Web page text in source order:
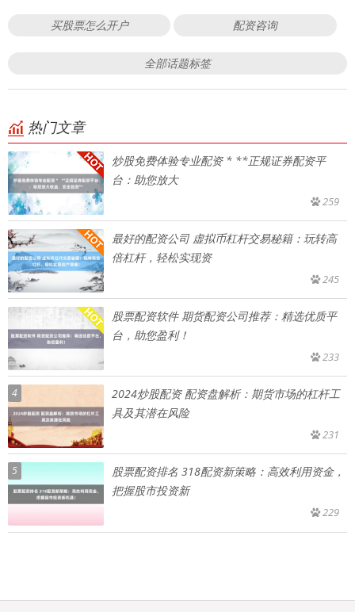
买股票怎么开户 配资咨询
全部话题标签
热门文章
炒股免费体验专业配资 * **正规证券配资平
台：助您放大
259
最好的配资公司 虚拟币杠杆交易秘籍：玩转高
倍杠杆，轻松实现资
245
股票配资软件 期货配资公司推荐：精选优质平
台，助您盈利！
233
4
2024炒股配资 配资盘解析：期货市场的杠杆工
具及其潜在风险
231
5
股票配资排名 318配资新策略：高效利用资金，
把握股市投资新
229